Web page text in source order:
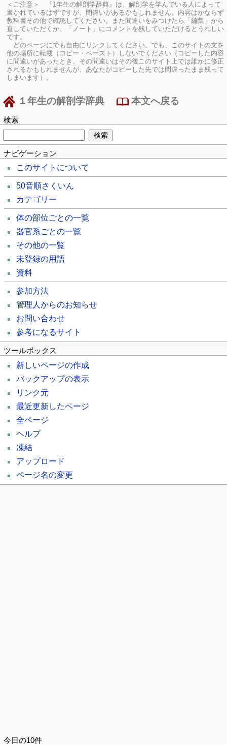
＜ご注意＞ 『1年生の解剖学辞典』は、解剖学を学んでいる人によって
書かれているはずですが、間違いがあるかもしれません。内容はかならず
教科書その他で確認してください。
また間違いをみつけたら「編集」から
直していただくか、「ノート」にコメントを残していただけるとうれしい
です。
どのページにでも自由にリンクしてください。でも、このサイトの文を
他の場所に転載（コピー・ペースト）しないでください（コピーした内容
に間違いがあったとき、その間違いはその後このサイト上では誰かに修正
されるかもしれませんが、あなたがコピーした先では間違ったまま残って
しまいます）。
１年生の解剖学辞典 本文へ戻る
検索
ナビゲーション
このサイトについて
50音順さくいん
カテゴリー
体の部位ごとの一覧
器官系ごとの一覧
その他の一覧
未登録の用語
資料
参加方法
管理人からのお知らせ
お問い合わせ
参考になるサイト
ツールボックス
新しいページの作成
バックアップの表示
リンク元
最近更新したページ
全ページ
ヘルプ
凍結
アップロード
ページ名の変更
今日の10件